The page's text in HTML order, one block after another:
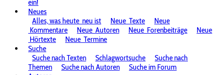
ein!
Neues
Alles, was heute neu ist Neue Texte
Neue
Kommentare
Neue Autoren Neue Forenbeiträge
Neue
Hörtexte
Neue Termine
Suche
Suche nach Texten
Schlagwortsuche
Suche nach
Themen
Suche nach Autoren
Suche im Forum